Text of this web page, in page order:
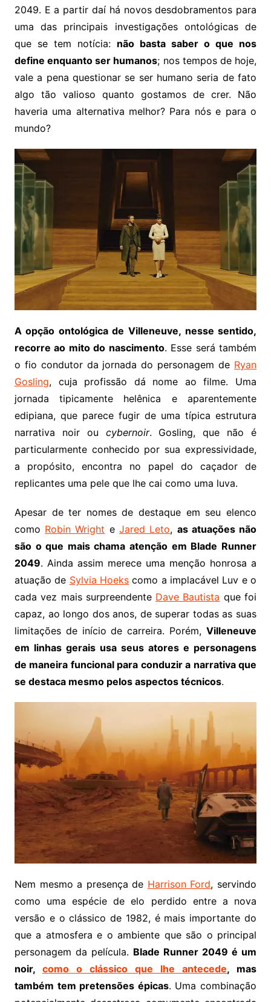
2049. E a partir daí há novos desdobramentos para
uma das principais investigações ontológicas de
que se tem notícia: não basta saber o que nos
define enquanto ser humanos; nos tempos de hoje,
vale a pena questionar se ser humano seria de fato
algo tão valioso quanto gostamos de crer. Não
haveria uma alternativa melhor? Para nós e para o
mundo?
A opção ontológica de Villeneuve, nesse sentido,
recorre ao mito do nascimento. Esse será também
o fio condutor da jornada do personagem de Ryan
Gosling, cuja profissão dá nome ao filme. Uma
jornada tipicamente helênica e aparentemente
edipiana, que parece fugir de uma típica estrutura
narrativa noir ou cybernoir. Gosling, que não é
particularmente conhecido por sua expressividade,
a propósito, encontra no papel do caçador de
replicantes uma pele que lhe cai como uma luva.
Apesar de ter nomes de destaque em seu elenco
como Robin Wright eJared Leto, as atuações não
são o que mais chama atenção em Blade Runner
2049. Ainda assim merece uma menção honrosa a
atuação de Sylvia Hoekscomo a implacável Luv e o
cada vez mais surpreendente Dave Bautista que foi
capaz, ao longo dos anos, de superar todas as suas
limitações de início de carreira. Porém,Villeneuve
em linhas gerais usa seus atores e personagens
de maneira funcional para conduzir a narrativa que
se destaca mesmo pelos aspectos técnicos.
Nem mesmo a presença de Harrison Ford, servindo
como uma espécie de elo perdido entre a nova
versão e o clássico de 1982, é mais importante do
que a atmosfera e o ambiente que são o principal
personagem da película. Blade Runner 2049 é um
noir, como o clássico que lhe antecede, mas
também tem pretensões épicas. Uma combinação